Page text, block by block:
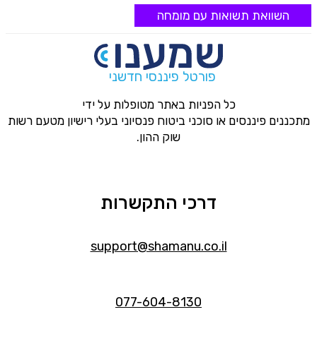
השוואת תשואות עם מומחה
פורטל פיננסי חדשני
כל הפניות באתר מטופלות על ידי
מתכננים פיננסים או סוכני ביטוח פנסיוני בעלי רישיון מטעם רשות
שוק ההון.
דרכי התקשרות
support@shamanu.co.il
077-604-8130